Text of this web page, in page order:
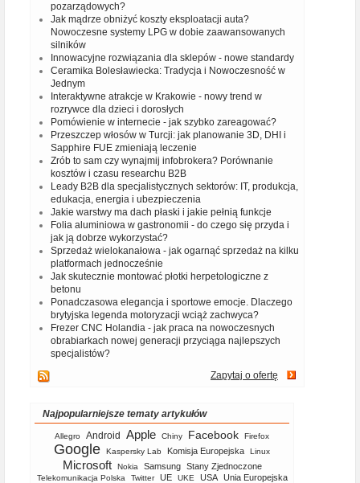
pozarządowych?
Jak mądrze obniżyć koszty eksploatacji auta?
Nowoczesne systemy LPG w dobie zaawansowanych
silników
Innowacyjne rozwiązania dla sklepów - nowe standardy
Ceramika Bolesławiecka: Tradycja i Nowoczesność w
Jednym
Interaktywne atrakcje w Krakowie - nowy trend w
rozrywce dla dzieci i dorosłych
Pomówienie w internecie - jak szybko zareagować?
Przeszczep włosów w Turcji: jak planowanie 3D, DHI i
Sapphire FUE zmieniają leczenie
Zrób to sam czy wynajmij infobrokera? Porównanie
kosztów i czasu researchu B2B
Leady B2B dla specjalistycznych sektorów: IT, produkcja,
edukacja, energia i ubezpieczenia
Jakie warstwy ma dach płaski i jakie pełnią funkcje
Folia aluminiowa w gastronomii - do czego się przyda i
jak ją dobrze wykorzystać?
Sprzedaż wielokanałowa - jak ogarnąć sprzedaż na kilku
platformach jednocześnie
Jak skutecznie montować płotki herpetologiczne z
betonu
Ponadczasowa elegancja i sportowe emocje. Dlaczego
brytyjska legenda motoryzacji wciąż zachwyca?
Frezer CNC Holandia - jak praca na nowoczesnych
obrabiarkach nowej generacji przyciąga najlepszych
specjalistów?
Zapytaj o ofertę
Najpopularniejsze tematy artykułów
Allegro Android Apple Chiny Facebook Firefox
Google Kaspersky Lab Komisja Europejska Linux
Microsoft Nokia Samsung Stany Zjednoczone
Telekomunikacja Polska Twitter UE UKE USA Unia Europejska